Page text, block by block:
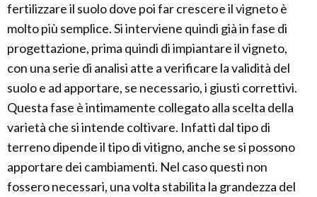
fertilizzare il suolo dove poi far crescere il vigneto è
molto più semplice. Si interviene quindi già in fase di
progettazione, prima quindi di impiantare il vigneto,
con una serie di analisi atte a verificare la validità del
suolo e ad apportare, se necessario, i giusti correttivi.
Questa fase è intimamente collegato alla scelta della
varietà che si intende coltivare. Infatti dal tipo di
terreno dipende il tipo di vitigno, anche se si possono
apportare dei cambiamenti. Nel caso questi non
fossero necessari, una volta stabilita la grandezza del